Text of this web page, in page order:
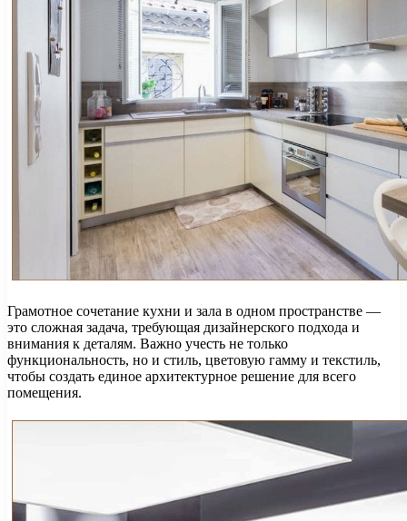
Грамотное сочетание кухни и зала в одном пространстве —
это сложная задача, требующая дизайнерского подхода и
внимания к деталям. Важно учесть не только
функциональность, но и стиль, цветовую гамму и текстиль,
чтобы создать единое архитектурное решение для всего
помещения.